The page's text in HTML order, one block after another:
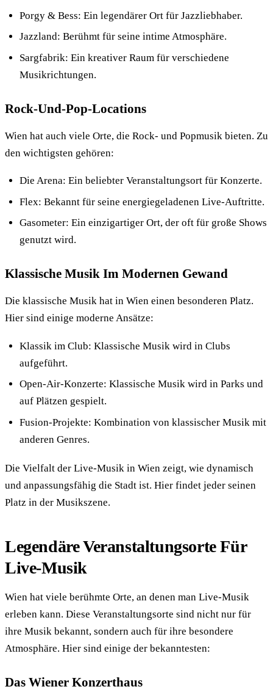
Porgy & Bess: Ein legendärer Ort für Jazzliebhaber.
Jazzland: Berühmt für seine intime Atmosphäre.
Sargfabrik: Ein kreativer Raum für verschiedene
Musikrichtungen.
Rock-Und-Pop-Locations
Wien hat auch viele Orte, die Rock- und Popmusik bieten. Zu
den wichtigsten gehören:
Die Arena: Ein beliebter Veranstaltungsort für Konzerte.
Flex: Bekannt für seine energiegeladenen Live-Auftritte.
Gasometer: Ein einzigartiger Ort, der oft für große Shows
genutzt wird.
Klassische Musik Im Modernen Gewand
Die klassische Musik hat in Wien einen besonderen Platz.
Hier sind einige moderne Ansätze:
Klassik im Club: Klassische Musik wird in Clubs
aufgeführt.
Open-Air-Konzerte: Klassische Musik wird in Parks und
auf Plätzen gespielt.
Fusion-Projekte: Kombination von klassischer Musik mit
anderen Genres.
Die Vielfalt der Live-Musik in Wien zeigt, wie dynamisch
und anpassungsfähig die Stadt ist. Hier findet jeder seinen
Platz in der Musikszene.
Legendäre Veranstaltungsorte Für
Live-Musik
Wien hat viele berühmte Orte, an denen man Live-Musik
erleben kann. Diese Veranstaltungsorte sind nicht nur für
ihre Musik bekannt, sondern auch für ihre besondere
Atmosphäre. Hier sind einige der bekanntesten:
Das Wiener Konzerthaus